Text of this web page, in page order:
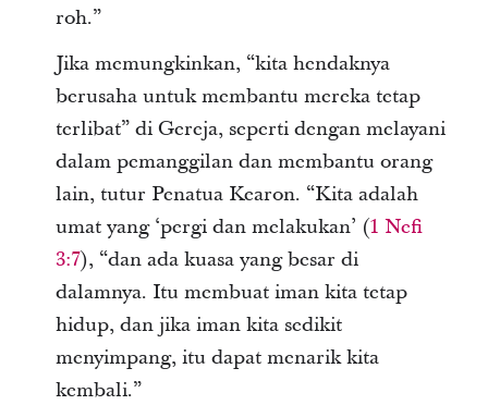
roh.”
Jika memungkinkan, “kita hendaknya
berusaha untuk membantu mereka tetap
terlibat” di Gereja, seperti dengan melayani
dalam pemanggilan dan membantu orang
lain, tutur Penatua Kearon. “Kita adalah
umat yang ‘pergi dan melakukan’ (1 Nefi
3:7), “dan ada kuasa yang besar di
dalamnya. Itu membuat iman kita tetap
hidup, dan jika iman kita sedikit
menyimpang, itu dapat menarik kita
kembali.”